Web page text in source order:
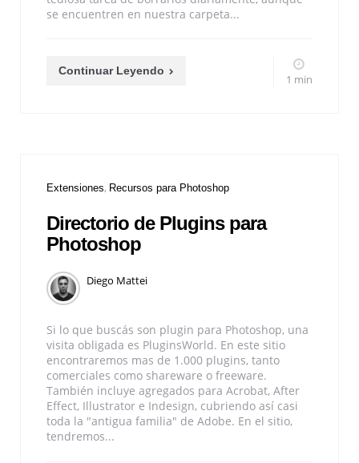
se encuentren en nuestra carpeta...
Continuar Leyendo
1 min
Extensiones Recursos para Photoshop
Directorio de Plugins para
Photoshop
Diego Mattei
Si lo que buscás son plugin para Photoshop, una
visita obligada es PluginsWorld. En este sitio
encontraremos mas de 1.000 plugins, tanto
comerciales como shareware o freeware.
También incluye agregados para Acrobat, After
Effect, Illustrator e Indesign, cubriendo así casi
toda la "antigua familia" de Adobe. En el sitio,
tendremos...